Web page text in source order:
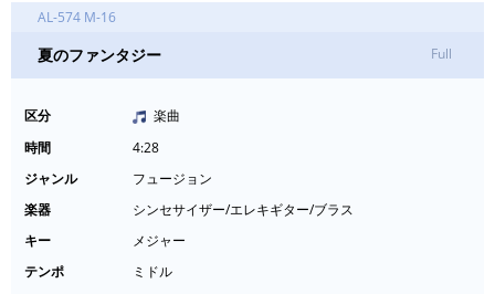
AL-574 M-16
夏のファンタジー Full
区分
楽曲
時間
4:28
ジャンル
フュージョン
楽器
シンセサイザー/エレキギター/ブラス
キー
メジャー
テンポ
ミドル